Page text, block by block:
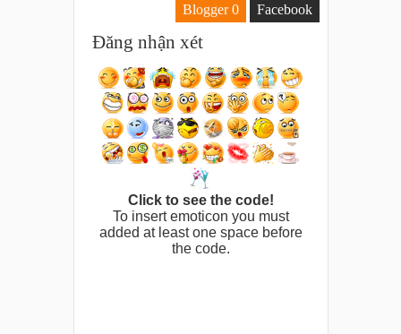
Blogger0 Facebook
Đăng nhận xét
Click to see the code!
To insert emoticon you must
added at least one space before
the code.